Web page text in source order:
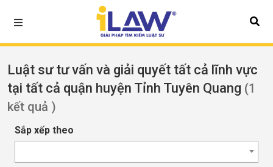
Luật sư tư vấn và giải quyết tất cả lĩnh vực
tại tất cả quận huyện Tỉnh Tuyên Quang (1
kết quả )
Sắp xếp theo